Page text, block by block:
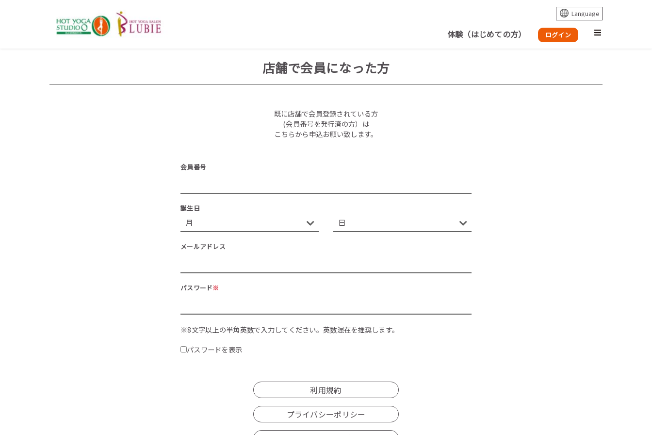
体験（はじめての方） ログイン
店舗で会員になった方
既に店舗で会員登録されている方
(会員番号を発行済の方）は
こちらから申込お願い致します。
会員番号
誕生日
メールアドレス
パスワード※
※8文字以上の半角英数で入力してください。英数混在を推奨します。
パスワードを表示
利用規約
プライバシーポリシー